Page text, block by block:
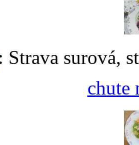
Strava surová,
chute